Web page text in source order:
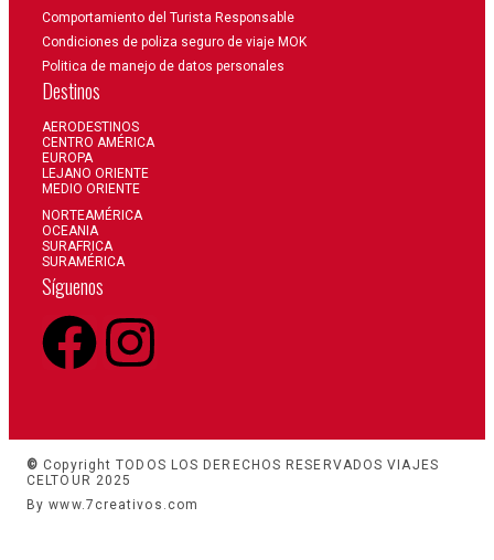
Comportamiento del Turista Responsable
Condiciones de poliza seguro de viaje MOK
Politica de manejo de datos personales
Destinos
AERODESTINOS
CENTRO AMÉRICA
EUROPA
LEJANO ORIENTE
MEDIO ORIENTE
NORTEAMÉRICA
OCEANIA
SURAFRICA
SURAMÉRICA
Síguenos
© Copyright TODOS LOS DERECHOS RESERVADOS VIAJES
CELTOUR 2025
By www.7creativos.com